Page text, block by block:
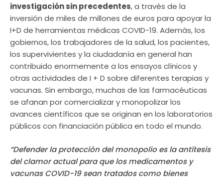
investigación sin precedentes, a través de la
inversión de miles de millones de euros para apoyar la
I+D de herramientas médicas COVID-19. Además, los
gobiernos, los trabajadores de la salud, los pacientes,
los supervivientes y la ciudadanía en general han
contribuido enormemente a los ensayos clínicos y
otras actividades de I + D sobre diferentes terapias y
vacunas. Sin embargo, muchas de las farmacéuticas
se afanan por comercializar y monopolizar los
avances científicos que se originan en los laboratorios
públicos con financiación pública en todo el mundo.
“Defender la protección del monopolio es la antítesis
del clamor actual para que los medicamentos y
vacunas COVID-19 sean tratados como bienes